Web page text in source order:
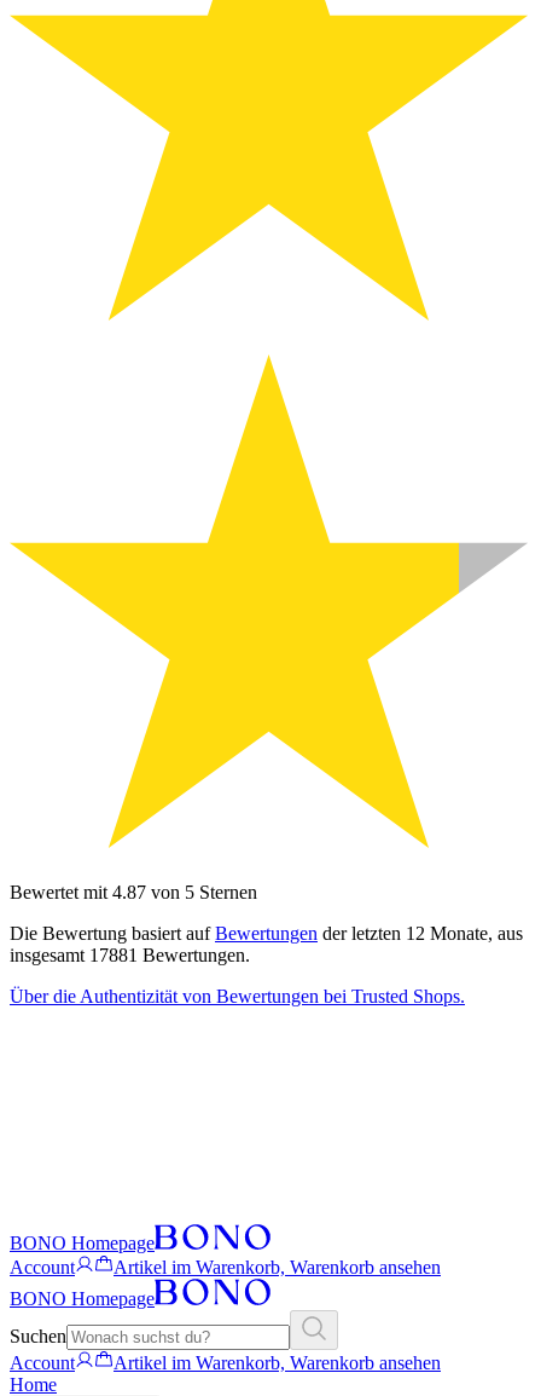
Bewertet mit 4.87 von 5 Sternen
Die Bewertung basiert aufBewertungen der letzten 12 Monate, aus
insgesamt 17881 Bewertungen.
Über die Authentizität von Bewertungen bei Trusted Shops.
BONO Homepage
Account
Artikel im Warenkorb, Warenkorb ansehen
BONO Homepage
Suchen
Account
Artikel im Warenkorb, Warenkorb ansehen
Home